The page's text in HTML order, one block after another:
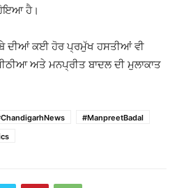
ਹੋਇਆ ਹੈ।
ਦੀਆਂ ਕਈ ਹੋਰ ਪ੍ਰਮੁੱਖ ਹਸਤੀਆਂ ਵੀ
ਅਤੇ ਮਨਪ੍ਰੀਤ ਬਾਦਲ ਦੀ ਮੁਲਾਕਾਤ
#ManpreetBadal